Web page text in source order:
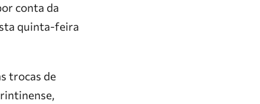
conta da
quinta-feira
trocas de